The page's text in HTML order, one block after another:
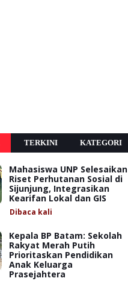
TERKINI KATEGORI
Mahasiswa UNP Selesaikan
Riset Perhutanan Sosial di
Sijunjung, Integrasikan
Kearifan Lokal dan GIS
Dibaca kali
Kepala BP Batam: Sekolah
Rakyat Merah Putih
Prioritaskan Pendidikan
Anak Keluarga
Prasejahtera